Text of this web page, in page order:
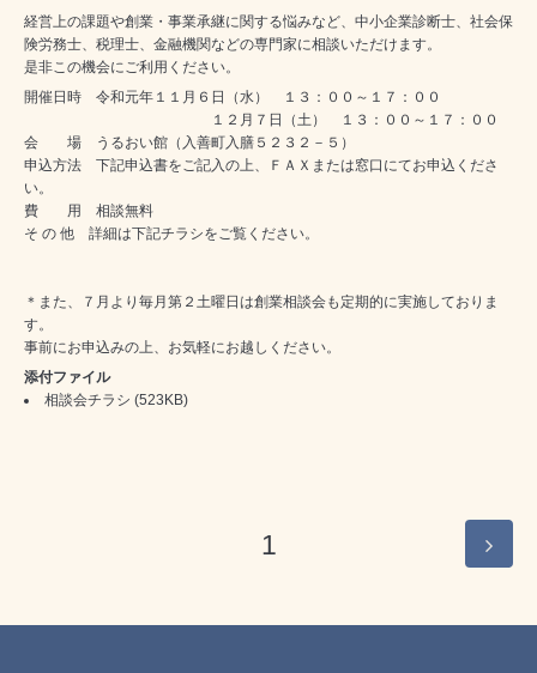
経営上の課題や創業・事業承継に関する悩みなど、中小企業診断士、社会保
険労務士、税理士、金融機関などの専門家に相談いただけます。
是非この機会にご利用ください。
開催日時 令和元年１１月６日（水） １３：００～１７：００
１２月７日（土） １３：００～１７：００
会 場 うるおい館（入善町入膳５２３２－５）
申込方法 下記申込書をご記入の上、ＦＡＸまたは窓口にてお申込くださ
い。
費 用 相談無料
そ の 他 詳細は下記チラシをご覧ください。
＊また、７月より毎月第２土曜日は創業相談会も定期的に実施しておりま
す。
事前にお申込みの上、お気軽にお越しください。
添付ファイル
相談会チラシ (523KB)
1